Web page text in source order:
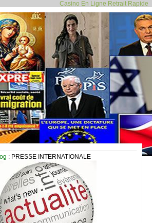
Casino En Ligne Retrait Rapide
: PRESSE INTERNATIONALE